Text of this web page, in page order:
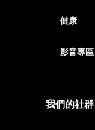
健康
影音專區
我們的社群